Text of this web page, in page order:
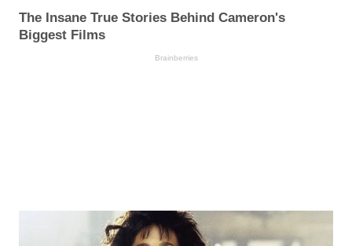
The Insane True Stories Behind Cameron's
Biggest Films
Brainberries